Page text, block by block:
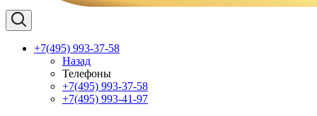
+7(495) 993-37-58
Назад
Телефоны
+7(495) 993-37-58
+7(495) 993-41-97